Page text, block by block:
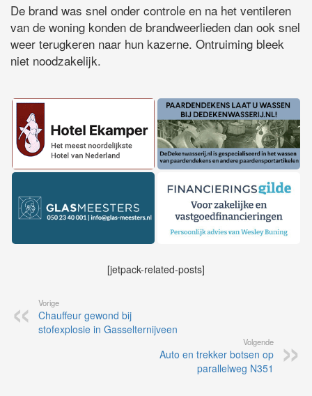
De brand was snel onder controle en na het ventileren
van de woning konden de brandweerlieden dan ook snel
weer terugkeren naar hun kazerne. Ontruiming bleek
niet noodzakelijk.
[jetpack-related-posts]
Vorige
Chauffeur gewond bij
stofexplosie in Gasselternijveen
Volgende
Auto en trekker botsen op
parallelweg N351